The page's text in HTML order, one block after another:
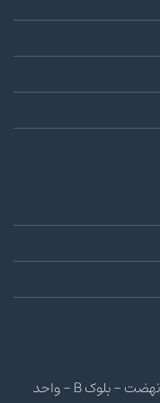
آدرس : سمنان - چهار راه ورزش - مجتمع نهضت - بلوک B - واحد